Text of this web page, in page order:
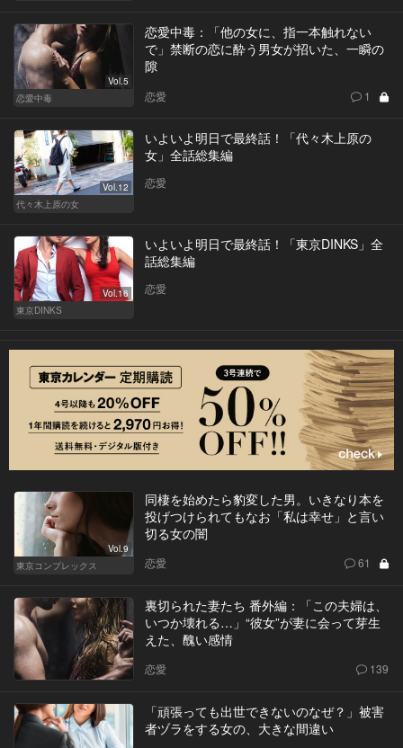
Vol.5
恋愛中毒
恋愛中毒：「他の女に、指一本触れない
で」禁断の恋に酔う男女が招いた、一瞬の
隙
恋愛 1
Vol.12
代々木上原の女
いよいよ明日で最終話！「代々木上原の
女」全話総集編
恋愛
Vol.16
東京DINKS
いよいよ明日で最終話！「東京DINKS」全
話総集編
恋愛
Vol.9
東京コンプレックス
同棲を始めたら豹変した男。いきなり本を
投げつけられてもなお「私は幸せ」と言い
切る女の闇
恋愛 61
裏切られた妻たち 番外編：「この夫婦は、
いつか壊れる…」“彼女”が妻に会って芽生
えた、醜い感情
恋愛 139
「頑張っても出世できないのなぜ？」被害
者ヅラをする女の、大きな間違い